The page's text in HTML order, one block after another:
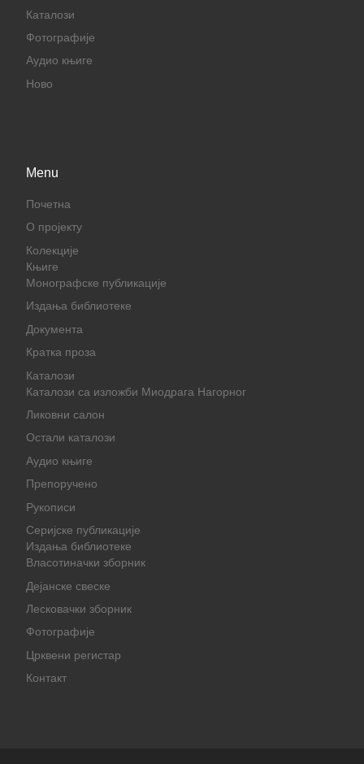
Каталози
Фотографије
Аудио књиге
Ново
Menu
Почетна
О пројекту
Колекције
Књиге
Монографске публикације
Издања библиотеке
Документа
Кратка проза
Каталози
Каталози са изложби Миодрага Нагорног
Ликовни салон
Остали каталози
Аудио књиге
Препоручено
Рукописи
Серијске публикације
Издања библиотеке
Власотиначки зборник
Дејанске свеске
Лесковачки зборник
Фотографије
Црквени регистар
Контакт